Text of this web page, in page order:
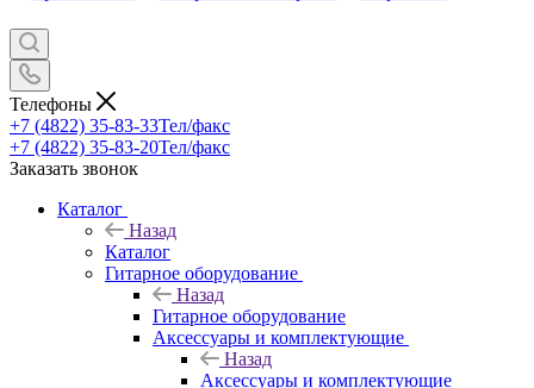
Телефоны
+7 (4822) 35-83-33Тел/факс
+7 (4822) 35-83-20Тел/факс
Заказать звонок
Каталог
Назад
Каталог
Гитарное оборудование
Назад
Гитарное оборудование
Аксессуары и комплектующие
Назад
Аксессуары и комплектующие